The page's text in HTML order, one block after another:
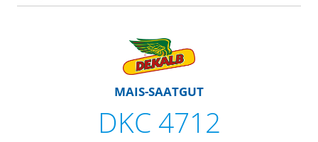
MAIS-SAATGUT
DKC 4712